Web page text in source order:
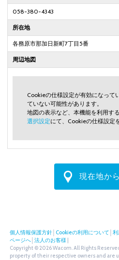
058-380-4343
所在地
各務原市那加日新町7丁目5番
周辺地図
Cookieの仕様設定が有効になって
ていない可能性があります。
地図の表示など、本機能を利用す
選択設定にて、Cookieの仕様設定
現在地か
個人情報保護方針 Cookieの利用について
ページへ 法人のお客様
Copyright © 2026 Wacom. All Rights
property of their respective owners and are